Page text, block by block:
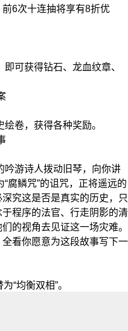
6次十连抽将享有8折优
可获得钻石、龙血纹章、
卷，获得各种奖励。
吟游诗人拨动旧琴，向你讲
腐鳞咒”的诅咒，正将遥远的
究这是否是真实的历史，只
程序的法官、行走阴影的清
的视角去见证这一场灾难。
看你愿意为这段故事写下一
“均衡双相”。